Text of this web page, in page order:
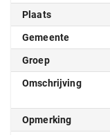
Plaats
Gemeente
Groep
Omschrijving
Opmerking